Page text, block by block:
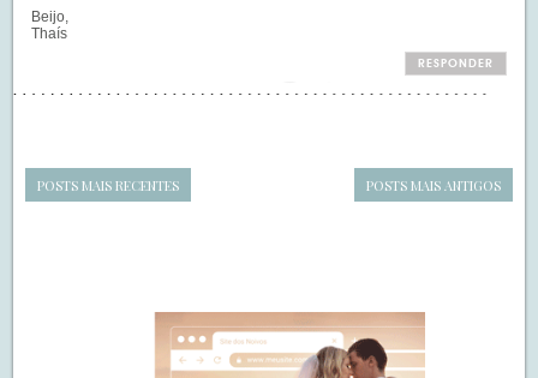
Beijo,
Thaís
RESPONDER
POSTS MAIS RECENTES POSTS MAIS ANTIGOS
SIDEBAR